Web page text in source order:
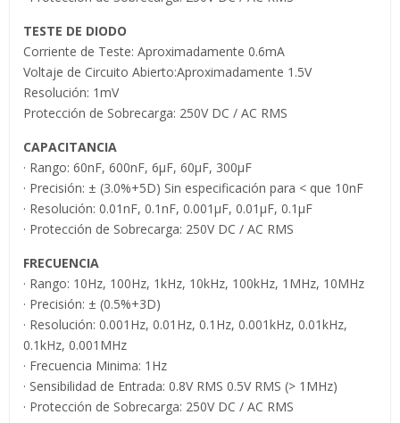
TESTE DE DIODO
Corriente de Teste: Aproximadamente 0.6mA
Voltaje de Circuito Abierto:Aproximadamente 1.5V
Resolución: 1mV
Protección de Sobrecarga: 250V DC / AC RMS
CAPACITANCIA
· Rango: 60nF, 600nF, 6µF, 60µF, 300µF
· Precisión: ± (3.0%+5D) Sin especificación para < que 10nF
· Resolución: 0.01nF, 0.1nF, 0.001µF, 0.01µF, 0.1µF
· Protección de Sobrecarga: 250V DC / AC RMS
FRECUENCIA
· Rango: 10Hz, 100Hz, 1kHz, 10kHz, 100kHz, 1MHz, 10MHz
· Precisión: ± (0.5%+3D)
· Resolución: 0.001Hz, 0.01Hz, 0.1Hz, 0.001kHz, 0.01kHz,
0.1kHz, 0.001MHz
· Frecuencia Minima: 1Hz
· Sensibilidad de Entrada: 0.8V RMS 0.5V RMS (> 1MHz)
· Protección de Sobrecarga: 250V DC / AC RMS